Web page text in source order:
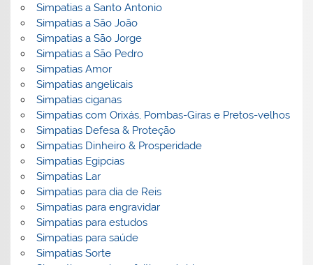
Simpatias a Santo Antonio
Simpatias a São João
Simpatias a São Jorge
Simpatias a São Pedro
Simpatias Amor
Simpatias angelicais
Simpatias ciganas
Simpatias com Orixás, Pombas-Giras e Pretos-velhos
Simpatias Defesa & Proteção
Simpatias Dinheiro & Prosperidade
Simpatias Egipcias
Simpatias Lar
Simpatias para dia de Reis
Simpatias para engravidar
Simpatias para estudos
Simpatias para saúde
Simpatias Sorte